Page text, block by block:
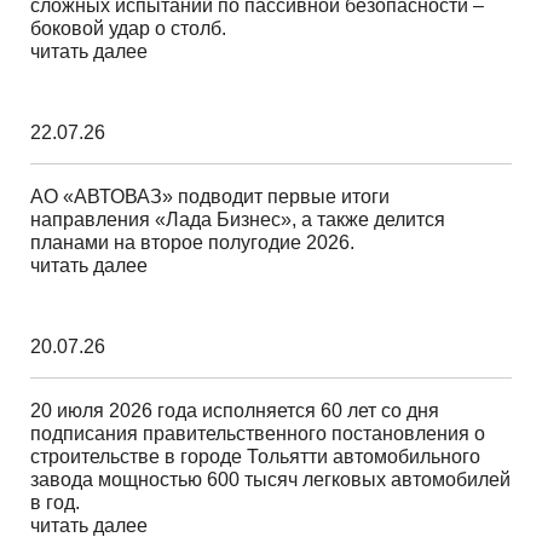
сложных испытаний по пассивной безопасности –
боковой удар о столб.
читать далее
22.07.26
АО «АВТОВАЗ» подводит первые итоги
направления «Лада Бизнес», а также делится
планами на второе полугодие 2026.
читать далее
20.07.26
20 июля 2026 года исполняется 60 лет со дня
подписания правительственного постановления о
строительстве в городе Тольятти автомобильного
завода мощностью 600 тысяч легковых автомобилей
в год.
читать далее